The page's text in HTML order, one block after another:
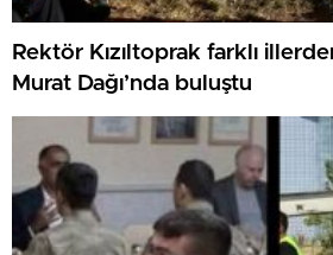
Rektör Kızıltoprak farklı
Murat Dağı’nda buluştu